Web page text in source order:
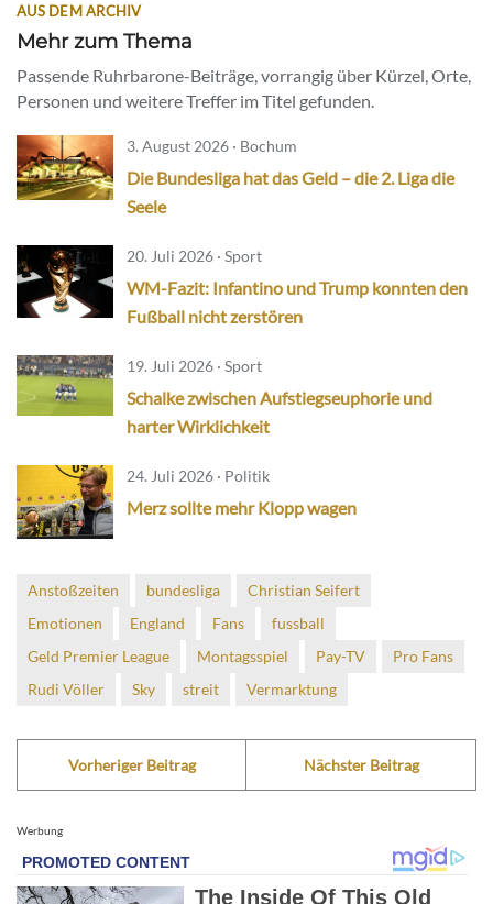
AUS DEM ARCHIV
Mehr zum Thema
Passende Ruhrbarone-Beiträge, vorrangig über Kürzel, Orte,
Personen und weitere Treffer im Titel gefunden.
3. August 2026 · Bochum
Die Bundesliga hat das Geld – die 2. Liga die
Seele
20. Juli 2026 · Sport
WM-Fazit: Infantino und Trump konnten den
Fußball nicht zerstören
19. Juli 2026 · Sport
Schalke zwischen Aufstiegseuphorie und
harter Wirklichkeit
24. Juli 2026 · Politik
Merz sollte mehr Klopp wagen
Anstoßzeiten bundesliga
Christian Seifert
Emotionen
England Fans
fussball
Geld Premier League
Montagsspiel Pay-TV
Pro Fans
Rudi Völler
Sky streit Vermarktung
Vorheriger Beitrag Nächster Beitrag
Werbung